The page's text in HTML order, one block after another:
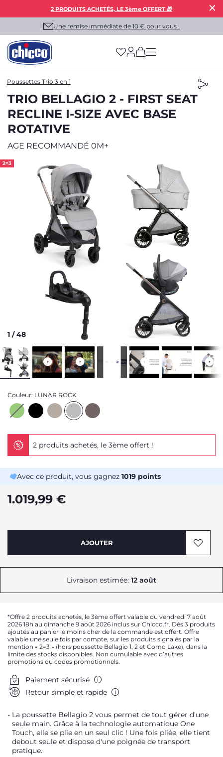
2 PRODUITS ACHETÉS, LE 3ème OFFERT 🎁
Une remise immédiate de 10 € pour vous !
(has more options
Poussettes Trio 3 en 1
TRIO BELLAGIO 2 - FIRST SEAT
RECLINE I-SIZE AVEC BASE
ROTATIVE
AGE RECOMMANDÉ 0M+
2=3
1 /48
Couleur: LUNAR ROCK
2 produits achetés, le 3ème offert !
Avec ce produit, vous gagnez 1019 points
1.019,99 €
AJOUTER
Livraison estimée: 12 août
*Offre 2 produits achetés, le 3ème offert valable du vendredi 7 août
2026 18h au dimanche 9 août 2026 inclus sur Chicco.fr. Dès 3 produits
ajoutés au panier le moins cher de la commande est offert. Offre
valable une seule fois par compte, sur les produits signalés par la
mention « 2=3 » (hors poussette Bellagio 1, 2 et Como Lake), dans la
limite des stocks disponibles. Non cumulable avec d’autres
promotions ou codes promotionnels.
Paiement sécurisé
Retour simple et rapide
La poussette Bellagio 2 vous permet de tout gérer d'une
seule main. Grâce à la technologie automatique One
Touch, elle se plie en un seul clic ! Une fois pliée, elle tient
debout seule et dispose d'une poignée de transport
pratique.